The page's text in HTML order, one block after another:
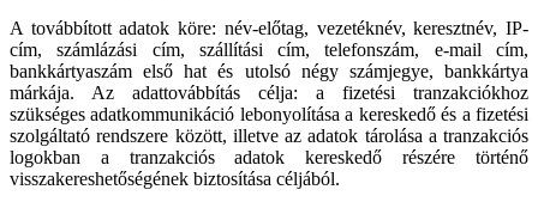
A továbbított adatok köre: név-előtag, vezetéknév, keresztnév, IP-
cím, számlázási cím, szállítási cím, telefonszám, e-mail cím,
bankkártyaszám első hat és utolsó négy számjegye, bankkártya
márkája. Az adattovábbítás célja: a fizetési tranzakciókhoz
szükséges adatkommunikáció lebonyolítása a kereskedő és a fizetési
szolgáltató rendszere között, illetve az adatok tárolása a tranzakciós
logokban a tranzakciós adatok kereskedő részére történő
visszakereshetőségének biztosítása céljából.